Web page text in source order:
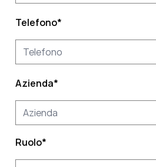
Telefono*
Azienda*
Ruolo*